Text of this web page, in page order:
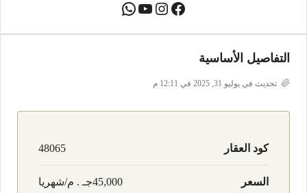
التفاصيل الأساسية
تحديث في يوليو 31, 2025 في 12:11 م
كود العقار 48065
السعر 45,000جـ . م/شهريا